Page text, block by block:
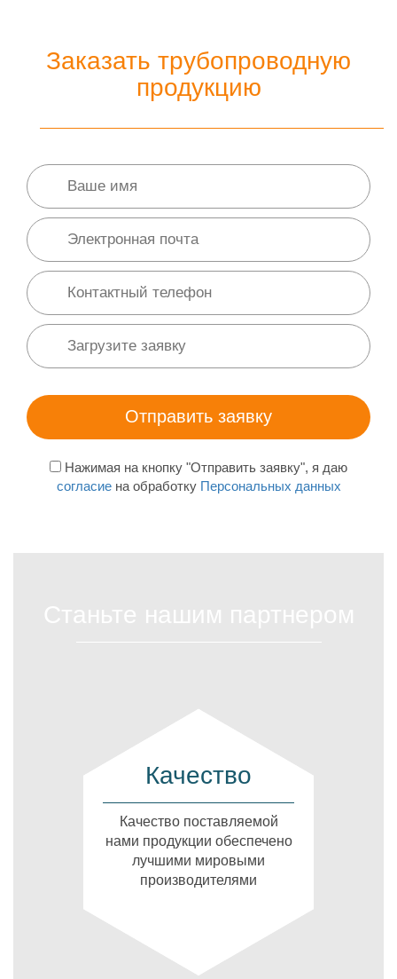
Заказать трубопроводную
продукцию
Нажимая на кнопку "Отправить заявку", я даю
согласиена обработку Персональных данных
Качество
Качество поставляемой
нами продукции обеспечено
лучшими мировыми
производителями